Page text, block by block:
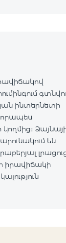
ինտերնետի
են
իրավիճակի